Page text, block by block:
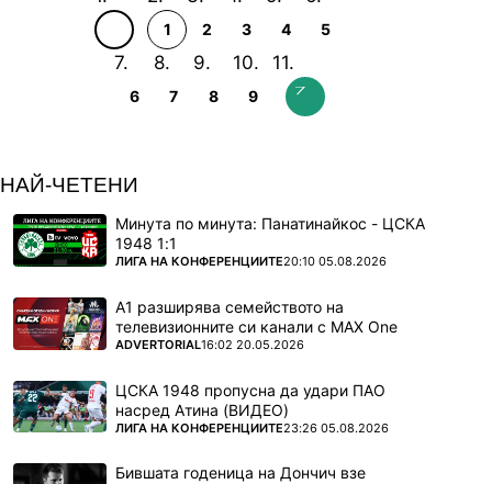
1 2 3 4 5
6 7 8 9
НАЙ-ЧЕТЕНИ
Минута по минута: Панатинайкос - ЦСКА
1948 1:1
ПОВЕЧЕ ОТ
ЛИГА НА КОНФЕРЕНЦИИТЕ20:10 05.08.2026
А1 разширява семейството на
телевизионните си канали с MAX One
ПОВЕЧЕ ОТ
ADVERTORIAL16:02 20.05.2026
ЦСКА 1948 пропусна да удари ПАО
насред Атина (ВИДЕО)
ПОВЕЧЕ ОТ
ЛИГА НА КОНФЕРЕНЦИИТЕ23:26 05.08.2026
Бившата годеница на Дончич взе